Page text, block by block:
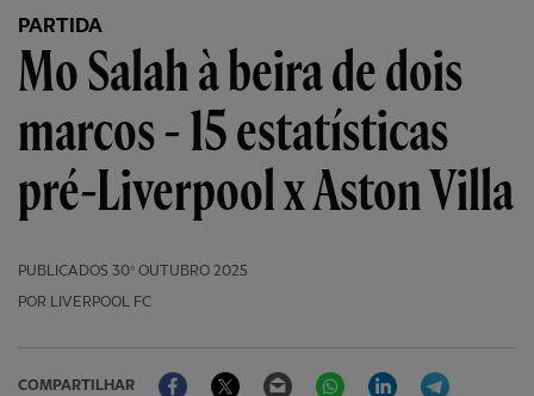
PARTIDA
Mo Salah à beira de dois
marcos - 15 estatísticas
pré-Liverpool x Aston Villa
PUBLICADOS 30º OUTUBRO 2025
POR LIVERPOOL FC
COMPARTILHAR
FacebookTwitter Email WhatsAppLinkedIn